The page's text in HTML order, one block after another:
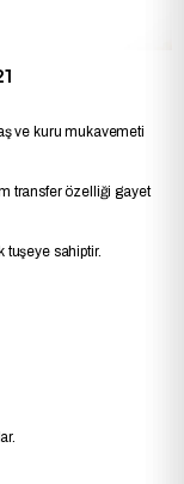
ve kuru mukavemeti
transfer özelliği gayet
tuşeye sahiptir.